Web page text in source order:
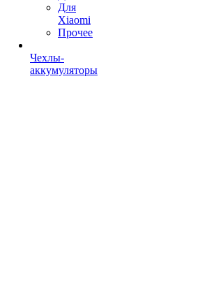
Для
Xiaomi
Прочее
Чехлы-
аккумуляторы